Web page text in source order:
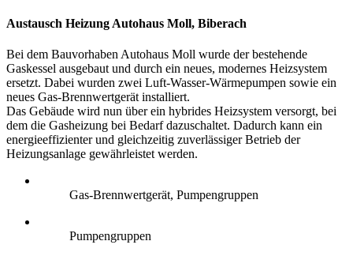
Austausch Heizung Autohaus Moll, Biberach
Bei dem Bauvorhaben Autohaus Moll wurde der bestehende
Gaskessel ausgebaut und durch ein neues, modernes Heizsystem
ersetzt. Dabei wurden zwei Luft-Wasser-Wärmepumpen sowie ein
neues Gas-Brennwertgerät installiert.
Das Gebäude wird nun über ein hybrides Heizsystem versorgt, bei
dem die Gasheizung bei Bedarf dazuschaltet. Dadurch kann ein
energieeffizienter und gleichzeitig zuverlässiger Betrieb der
Heizungsanlage gewährleistet werden.
Gas-Brennwertgerät, Pumpengruppen
Pumpengruppen